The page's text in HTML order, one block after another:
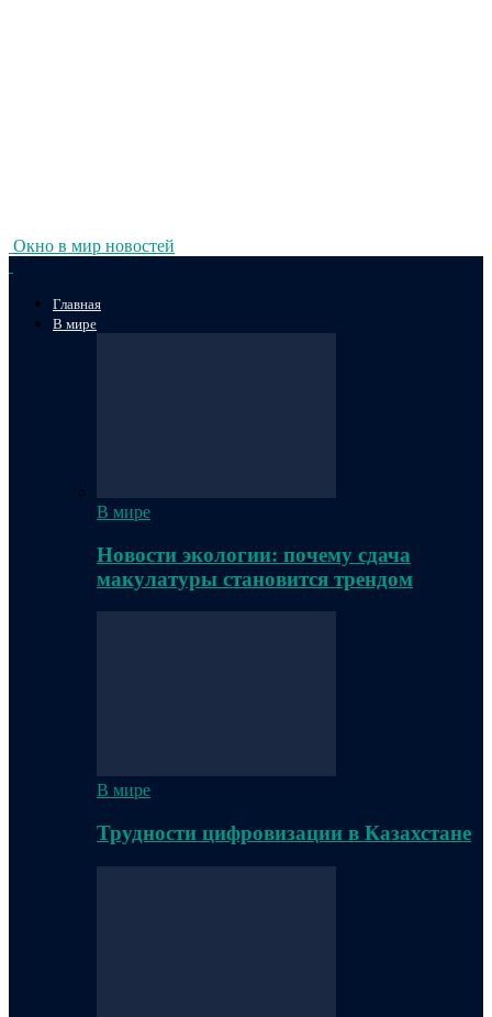
Окно в мир новостей
Главная
В мире
В мире
Новости экологии: почему сдача
макулатуры становится трендом
В мире
Трудности цифровизации в Казахстане